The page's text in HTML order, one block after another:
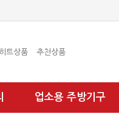
히트상품 추천상품
업소용 주방기구